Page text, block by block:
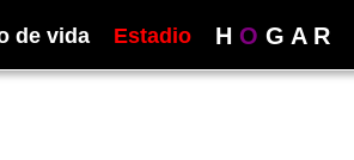
de vida Estadio H O G A R